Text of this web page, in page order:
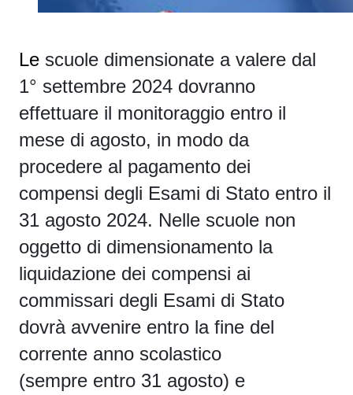
Le scuole dimensionate a valere dal
1° settembre 2024 dovranno
effettuare il monitoraggio entro il
mese di agosto, in modo da
procedere al pagamento dei
compensi degli Esami di Stato entro il
31 agosto 2024. Nelle scuole non
oggetto di dimensionamento la
liquidazione dei compensi ai
commissari degli Esami di Stato
dovrà avvenire entro la fine del
corrente anno scolastico
(sempre entro 31 agosto) e